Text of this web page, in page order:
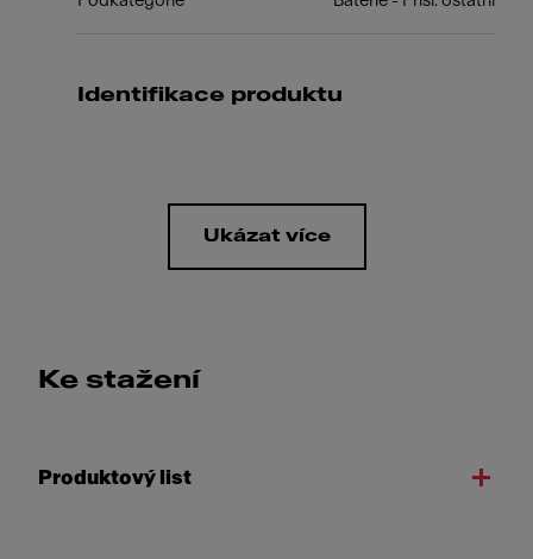
Identifikace produktu
Ukázat více
Ke stažení
Produktový list